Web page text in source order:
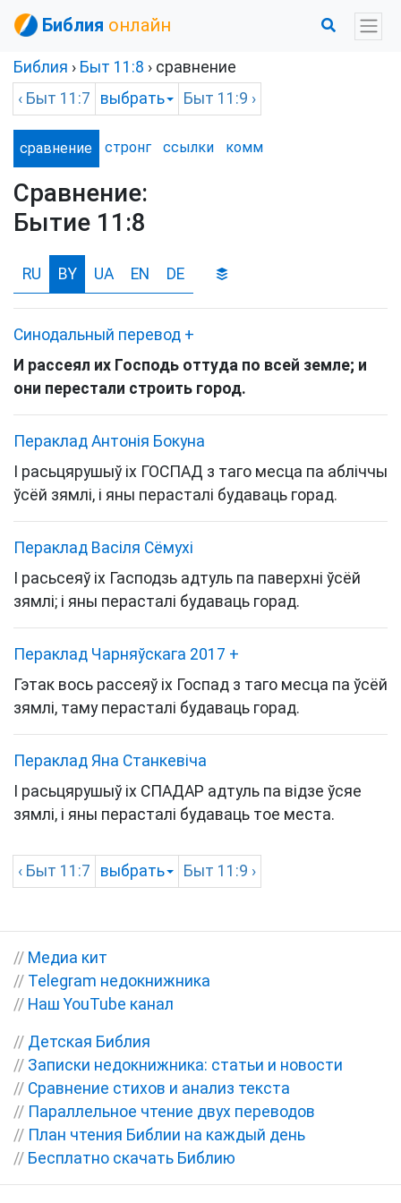
Библия онлайн
Библия › Быт 11:8 › сравнение
‹ Быт 11:7 выбрать Быт 11:9 ›
сравнение стронг ссылки комм
Сравнение:
Бытие 11:8
RU BY UA EN DE
Синодальный перевод +
И рассеял их Господь оттуда по всей земле; и
они перестали строить город.
Пераклад Антонія Бокуна
І расьцярушыў іх ГОСПАД з таго месца па абліччы
ўсёй зямлі, і яны перасталі будаваць горад.
Пераклад Васіля Сёмухі
І расьсеяў іх Гасподзь адтуль па паверхні ўсёй
зямлі; і яны перасталі будаваць горад.
Пераклад Чарняўскага 2017 +
Гэтак вось рассеяў іх Госпад з таго месца па ўсёй
зямлі, таму перасталі будаваць горад.
Пераклад Яна Станкевіча
І расьцярушыў іх СПАДАР адтуль па відзе ўсяе
зямлі, і яны перасталі будаваць тое места.
‹ Быт 11:7 выбрать Быт 11:9 ›
// Медиа кит
// Telegram недокнижника
// Наш YouTube канал
// Детская Библия
// Записки недокнижника: статьи и новости
// Сравнение стихов и анализ текста
// Параллельное чтение двух переводов
// План чтения Библии на каждый день
// Бесплатно скачать Библию